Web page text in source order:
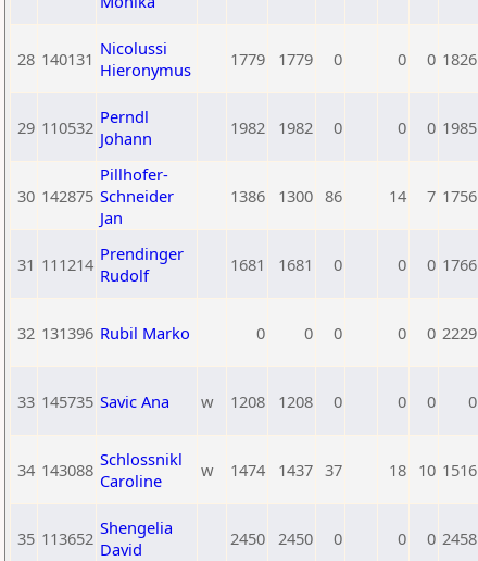
28 140131 Nicolussi
Hieronymus
1779 1779 0 0 0 1826
29 110532 Perndl
Johann
1982 1982 0 0 0 1985
30 142875
Pillhofer-
Schneider
Jan
1386 1300 86 14 7 1756
31 111214 Prendinger
Rudolf
1681 1681 0 0 0 1766
32 131396 Rubil Marko 0 0 0 0 0 2229
33 145735 Savic Ana w 1208 1208 0 0 0 0
34 143088 Schlossnikl
Caroline
w 1474 1437 37 18 10 1516
35 113652 Shengelia
David
2450 2450 0 0 0 2458